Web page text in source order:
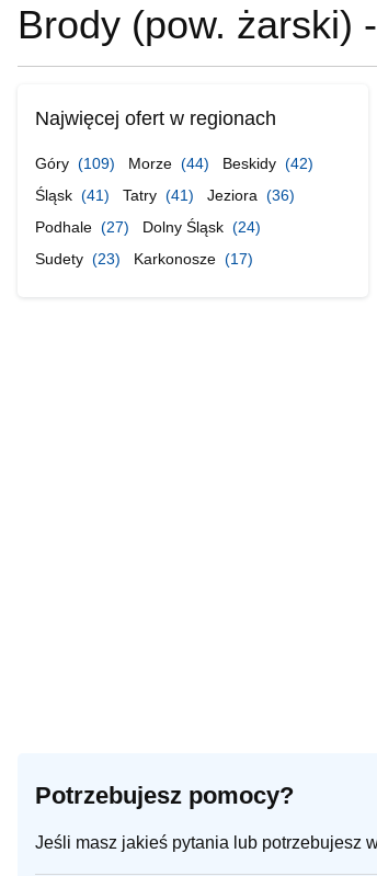
Brody (pow. żarski)
Najwięcej ofert w regionach
Góry (109) Morze (44) Beskidy (42)
Śląsk (41) Tatry (41) Jeziora (36)
Podhale (27) Dolny Śląsk (24)
Sudety (23) Karkonosze (17)
Potrzebujesz pomocy?
Jeśli masz jakieś pytania lub potrzebujesz